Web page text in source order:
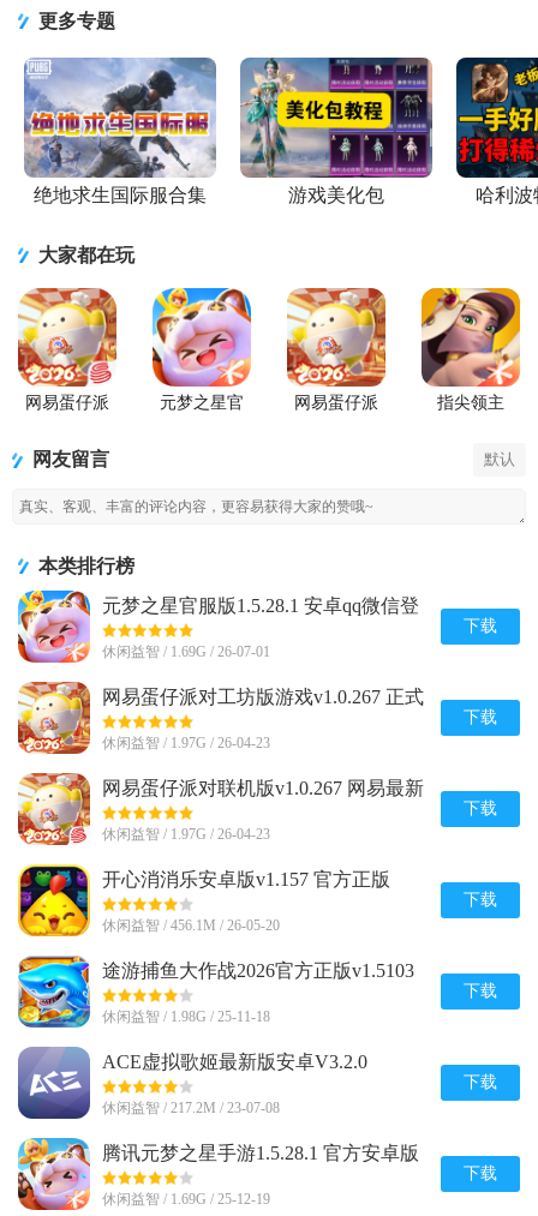
更多专题
绝地求生国际服合集 游戏美化包 哈利
大家都在玩
网易蛋仔派
元梦之星官
网易蛋仔派
指尖领主
网友留言 默认
本类排行榜
元梦之星官服版1.5.28.1 安卓qq微信登
录版
休闲益智 / 1.69G / 26-07-01
下载
网易蛋仔派对工坊版游戏v1.0.267 正式
版
休闲益智 / 1.97G / 26-04-23
下载
网易蛋仔派对联机版v1.0.267 网易最新
版
休闲益智 / 1.97G / 26-04-23
下载
开心消消乐安卓版v1.157 官方正版
休闲益智 / 456.1M / 26-05-20
下载
途游捕鱼大作战2026官方正版v1.5103
手机最新版
休闲益智 / 1.98G / 25-11-18
下载
ACE虚拟歌姬最新版安卓V3.2.0
休闲益智 / 217.2M / 23-07-08
下载
腾讯元梦之星手游1.5.28.1 官方安卓版
休闲益智 / 1.69G / 25-12-19
下载